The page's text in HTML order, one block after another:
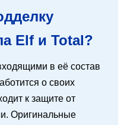
Elf и Total?
в её состав
о своих
к защите от
Оригинальные